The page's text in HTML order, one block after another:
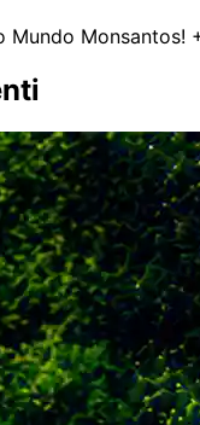
Mundo Monsantos!